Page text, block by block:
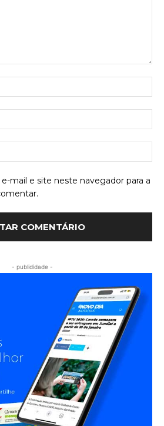
mail e site neste navegador para a
- publididade -